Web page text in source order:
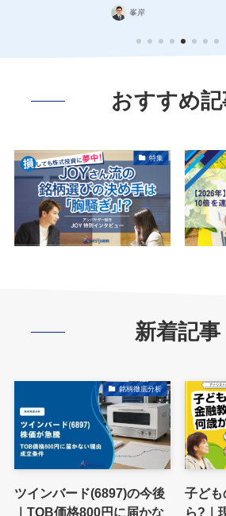
おすすめ
特集
新着記事
銘柄徹底分析
ツインバード(6897)の今後
｜TOB価格800円に届かな
子ども
ら?｜